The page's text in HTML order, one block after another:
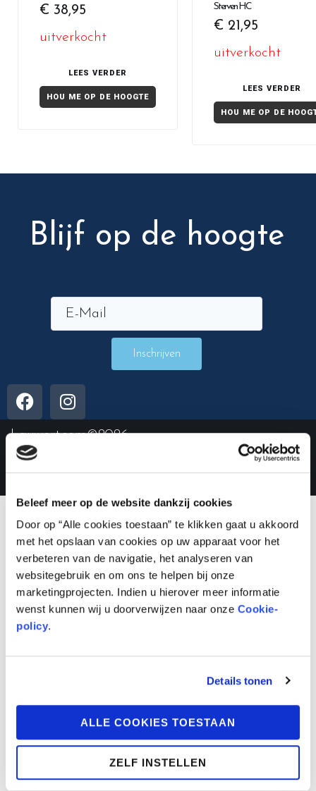
Beleef meer op de website dankzij cookies
Door op “Alle cookies toestaan” te klikken gaat u akkoord
met het opslaan van cookies op uw apparaat voor het
verbeteren van de navigatie, het analyseren van
websitegebruik en om ons te helpen bij onze
marketingprojecten. Indien u hierover meer informatie
wenst kunnen wij u doorverwijzen naar onze Cookie-
policy.
Details tonen
ALLE COOKIES TOESTAAN
ZELF INSTELLEN
€ 38,95
uitverkocht
LEES VERDER
HOU ME OP DE HOOGTE
Sterven HC
€ 21,95
uitverkocht
LEES VERDER
HOU ME OP DE
Blijf op de hoogte
Inschrijven
Lauwert.com©2026 .
All rights reserved. –
privacybeleid